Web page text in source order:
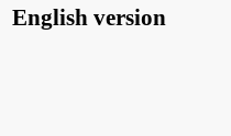
English version